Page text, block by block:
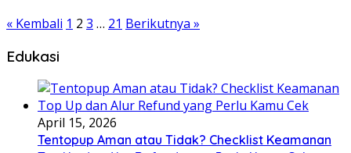
« Kembali 1 2 3 … 21 Berikutnya »
Edukasi
April 15, 2026
Tentopup Aman atau Tidak? Checklist Keamanan